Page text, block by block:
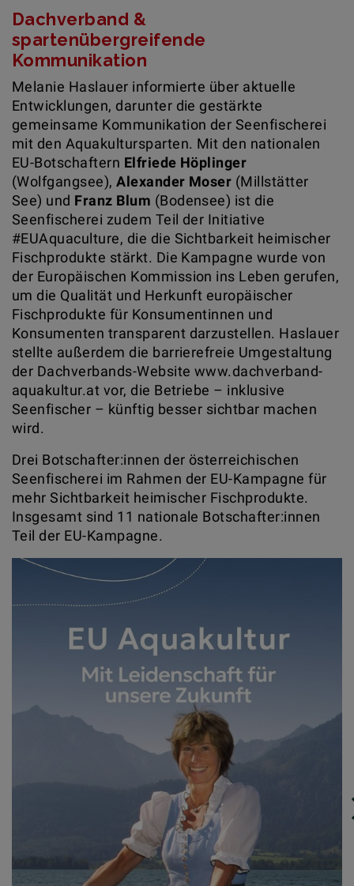
Dachverband &
spartenübergreifende
Kommunikation
Melanie Haslauer informierte über aktuelle
Entwicklungen, darunter die gestärkte
gemeinsame Kommunikation der Seenfischerei
mit den Aquakultursparten. Mit den nationalen
EU-Botschaftern Elfriede Höplinger
(Wolfgangsee),Alexander Moser (Millstätter
See) und Franz Blum (Bodensee) ist die
Seenfischerei zudem Teil der Initiative
#EUAquaculture, die die Sichtbarkeit heimischer
Fischprodukte stärkt. Die Kampagne wurde von
der Europäischen Kommission ins Leben gerufen,
um die Qualität und Herkunft europäischer
Fischprodukte für Konsumentinnen und
Konsumenten transparent darzustellen. Haslauer
stellte außerdem die barrierefreie Umgestaltung
der Dachverbands-Website www.dachverband-
aquakultur.at vor, die Betriebe – inklusive
Seenfischer – künftig besser sichtbar machen
wird.
Drei Botschafter:innen der österreichischen
Seenfischerei im Rahmen der EU-Kampagne für
mehr Sichtbarkeit heimischer Fischprodukte.
Insgesamt sind 11 nationale Botschafter:innen
Teil der EU-Kampagne.